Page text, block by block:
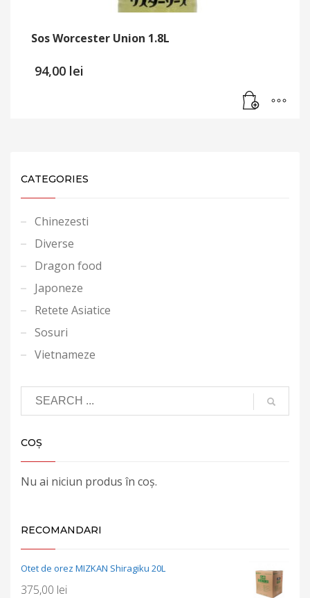
Sos Worcester Union 1.8L
94,00 lei
CATEGORIES
Chinezesti
Diverse
Dragon food
Japoneze
Retete Asiatice
Sosuri
Vietnameze
COȘ
Nu ai niciun produs în coș.
RECOMANDARI
Otet de orez MIZKAN Shiragiku 20L
375,00 lei